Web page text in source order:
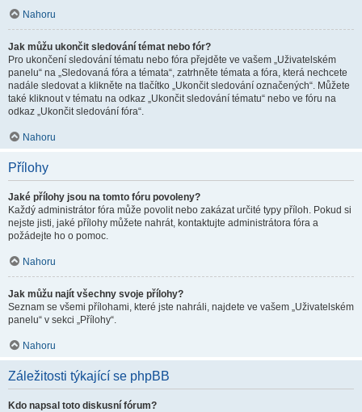
Nahoru
Jak můžu ukončit sledování témat nebo fór?
Pro ukončení sledování tématu nebo fóra přejděte ve vašem „Uživatelském
panelu“ na „Sledovaná fóra a témata“, zatrhněte témata a fóra, která nechcete
nadále sledovat a klikněte na tlačítko „Ukončit sledování označených“. Můžete
také kliknout v tématu na odkaz „Ukončit sledování tématu“ nebo ve fóru na
odkaz „Ukončit sledování fóra“.
Nahoru
Přílohy
Jaké přílohy jsou na tomto fóru povoleny?
Každý administrátor fóra může povolit nebo zakázat určité typy příloh. Pokud si
nejste jisti, jaké přílohy můžete nahrát, kontaktujte administrátora fóra a
požádejte ho o pomoc.
Nahoru
Jak můžu najít všechny svoje přílohy?
Seznam se všemi přílohami, které jste nahráli, najdete ve vašem „Uživatelském
panelu“ v sekci „Přílohy“.
Nahoru
Záležitosti týkající se phpBB
Kdo napsal toto diskusní fórum?